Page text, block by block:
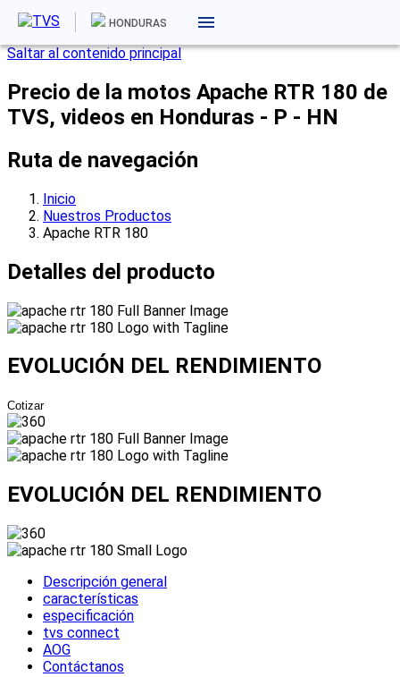
Saltar al contenido principal
Precio de la motos Apache RTR 180 de
TVS, videos en Honduras - P - HN
HONDURAS
Ruta de navegación
Inicio
Nuestros Productos
Apache RTR 180
Detalles del producto
EVOLUCIÓN DEL RENDIMIENTO
Cotizar
EVOLUCIÓN DEL RENDIMIENTO
Descripción general
características
especificación
tvs connect
AOG
Contáctanos